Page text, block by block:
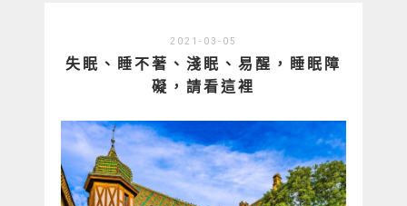
2021-03-05
失眠、睡不著、淺眠、易醒，睡眠障
礙，請看這裡